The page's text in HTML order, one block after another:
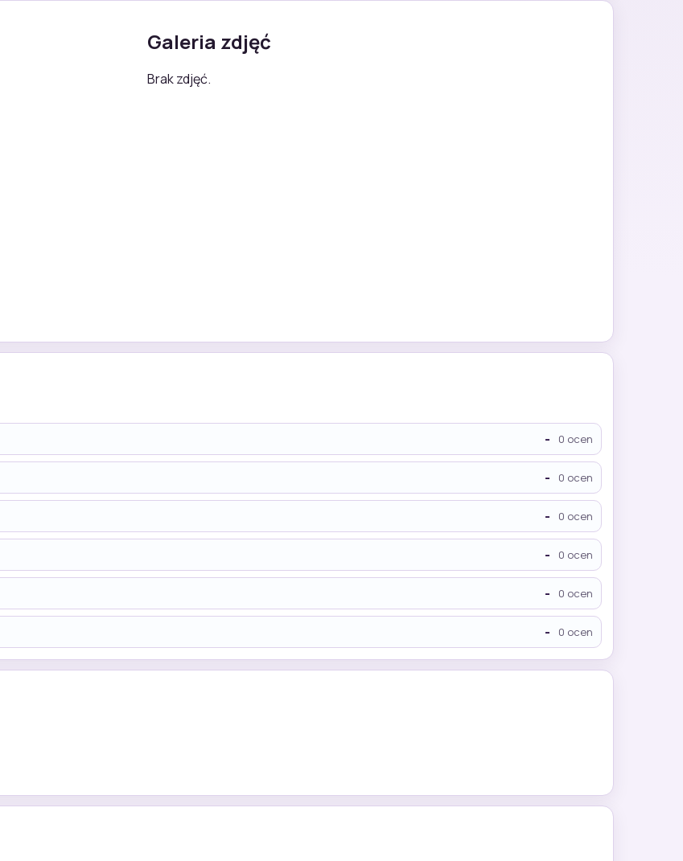
Galeria zdjęć
Brak zdjęć.
- 0 ocen
- 0 ocen
- 0 ocen
- 0 ocen
- 0 ocen
- 0 ocen